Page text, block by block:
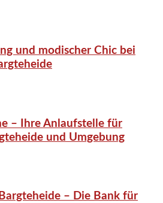
und modischer Chic bei
– Ihre Anlaufstelle für
und Umgebung
– Die Bank für